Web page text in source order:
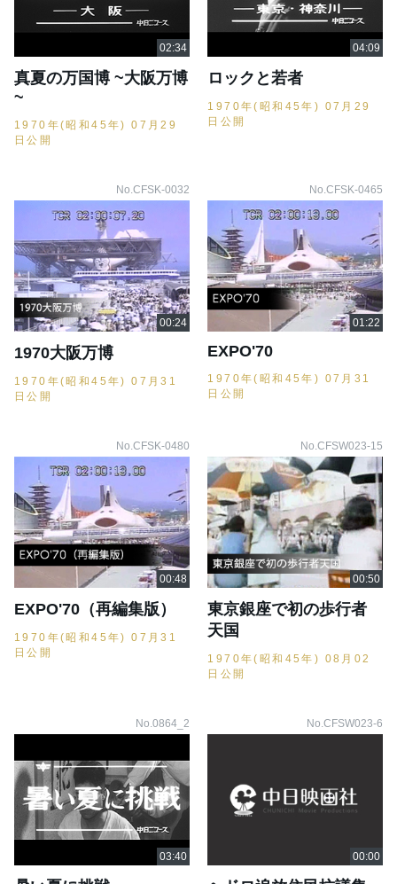
真夏の万国博 ~大阪万博
~
1970年(昭和45年) 07月29
日公開
ロックと若者
1970年(昭和45年) 07月29
日公開
No.CFSK-0032
1970大阪万博
1970年(昭和45年) 07月31
日公開
No.CFSK-0465
EXPO'70
1970年(昭和45年) 07月31
日公開
No.CFSK-0480
EXPO'70（再編集版）
1970年(昭和45年) 07月31
日公開
No.CFSW023-15
東京銀座で初の歩行者
天国
1970年(昭和45年) 08月02
日公開
No.0864_2 No.CFSW023-6